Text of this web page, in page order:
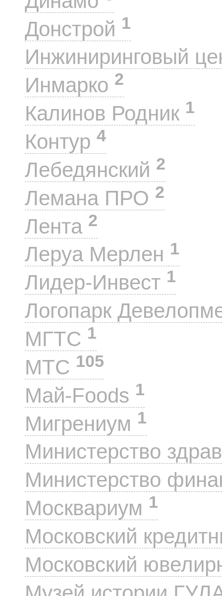
Донстрой 1
Инжиниринговый
Инмарко 2
Калинов Родник 1
Контур 4
Лебедянский 2
Лемана ПРО 2
Лента 2
Леруа Мерлен 1
Лидер-Инвест 1
Логопарк
МГТС 1
МТС 105
Май-Foods 1
Мигрениум 1
Министерство
Министерство
Москвариум 1
Московский
Московский